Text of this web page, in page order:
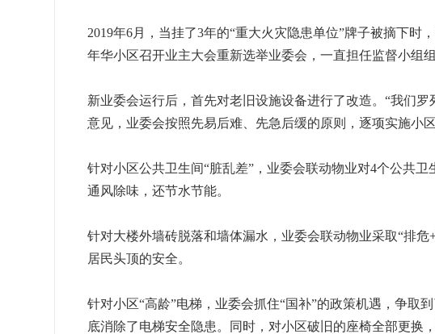
2019年6月，当挂了3年的“重大火灾隐患单位”牌子被摘下时
年华小区召开业主大会重新选举业委会，一直担任监督小组
新业委会运行后，首先对老旧设施设备进行了改造。“我们
意见，业委会按照先易后难、先急后缓的原则，逐项实施小区
针对小区公共卫生间“脏乱差”，业委会联动物业对4个公共
通风除味，还节水节能。
针对大楼外墙砖脱落和墙体漏水，业委会联动物业采取“排
居民头顶的安全。
针对小区“高龄”电梯，业委会抓住“国补”的政策机遇，争取
底消除了电梯安全隐患。同时，对小区破旧的座椅全部更换